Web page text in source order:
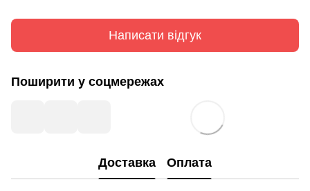
Написати відгук
Поширити у соцмережах
Доставка Оплата